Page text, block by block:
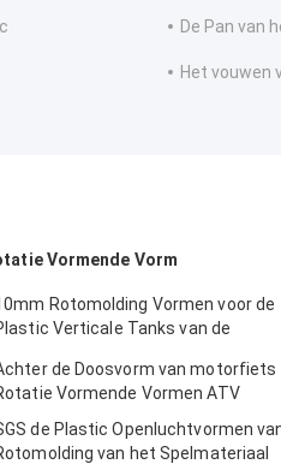
De Pan van
Het vouwen
Vormende Vorm
Rotomolding Vormen voor de
Verticale Tanks van de
de Doosvorm van motorfiets
Vormende Vormen ATV
de Plastic Openluchtvormen
van het Spelmateriaal